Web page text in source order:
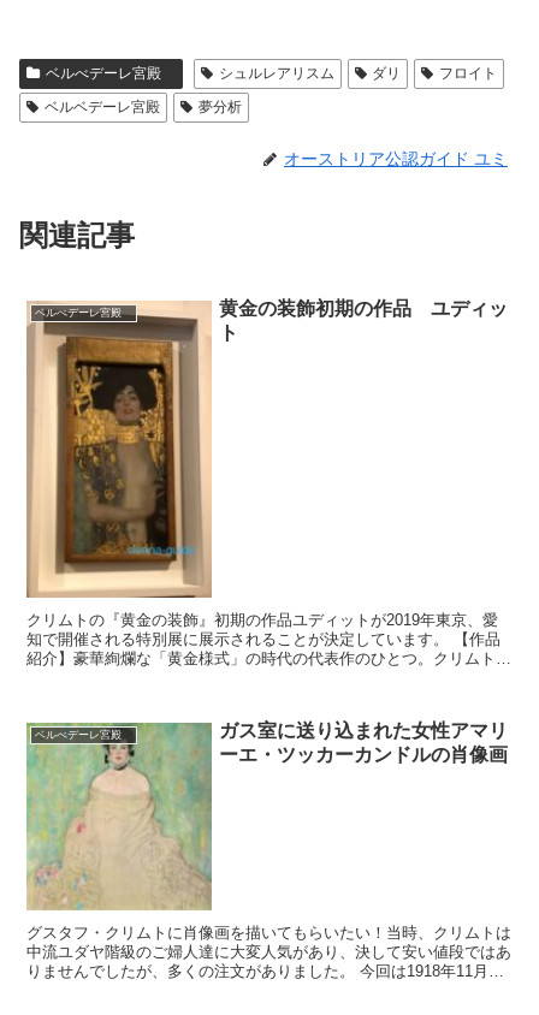
ベルべデーレ宮殿 シュルレアリスム ダリ
フロイト
ベルベデーレ宮殿
夢分析
オーストリア公認ガイド ユミ
関連記事
ベルべデーレ宮殿
黄金の装飾初期の作品 ユディッ
ト
クリムトの『黄金の装飾』初期の作品ユディットが2019年東京、愛
知で開催される特別展に展示されることが決定しています。 【作品
紹介】豪華絢爛な「黄金様式」の時代の代表作のひとつ。クリムトが
ベルべデーレ宮殿
ガス室に送り込まれた女性アマリ
ーエ・ツッカーカンドルの肖像画
グスタフ・クリムトに肖像画を描いてもらいたい！当時、クリムトは
中流ユダヤ階級のご婦人達に大変人気があり、決して安い値段ではあ
りませんでしたが、多くの注文がありました。 今回は1918年11月、